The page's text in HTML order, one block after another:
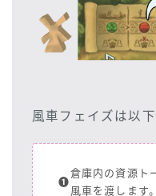
風車フェイズは以
❶
倉庫内の資源ト
風車を渡します。